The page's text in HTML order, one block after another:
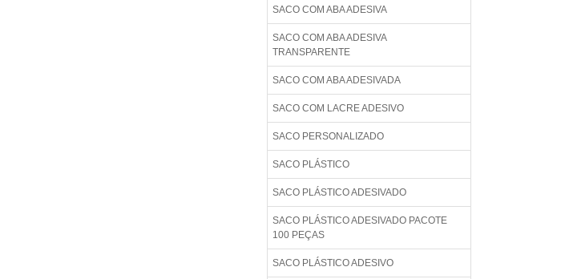
SACO COM ABA ADESIVA
SACO COM ABA ADESIVA
TRANSPARENTE
SACO COM ABA ADESIVADA
SACO COM LACRE ADESIVO
SACO PERSONALIZADO
SACO PLÁSTICO
SACO PLÁSTICO ADESIVADO
SACO PLÁSTICO ADESIVADO PACOTE
100 PEÇAS
SACO PLÁSTICO ADESIVO